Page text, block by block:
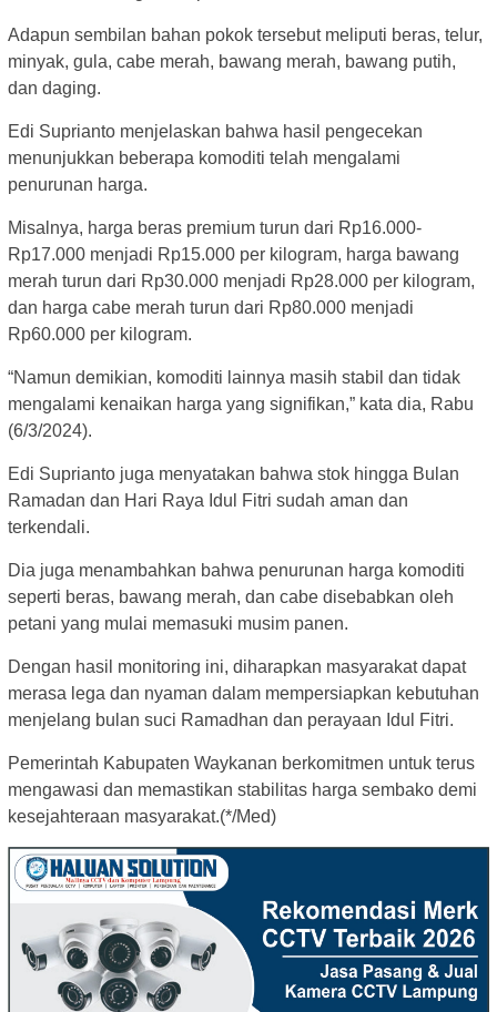
Adapun sembilan bahan pokok tersebut meliputi beras, telur,
minyak, gula, cabe merah, bawang merah, bawang putih,
dan daging.
Edi Suprianto menjelaskan bahwa hasil pengecekan
menunjukkan beberapa komoditi telah mengalami
penurunan harga.
Misalnya, harga beras premium turun dari Rp16.000-
Rp17.000 menjadi Rp15.000 per kilogram, harga bawang
merah turun dari Rp30.000 menjadi Rp28.000 per kilogram,
dan harga cabe merah turun dari Rp80.000 menjadi
Rp60.000 per kilogram.
“Namun demikian, komoditi lainnya masih stabil dan tidak
mengalami kenaikan harga yang signifikan,” kata dia, Rabu
(6/3/2024).
Edi Suprianto juga menyatakan bahwa stok hingga Bulan
Ramadan dan Hari Raya Idul Fitri sudah aman dan
terkendali.
Dia juga menambahkan bahwa penurunan harga komoditi
seperti beras, bawang merah, dan cabe disebabkan oleh
petani yang mulai memasuki musim panen.
Dengan hasil monitoring ini, diharapkan masyarakat dapat
merasa lega dan nyaman dalam mempersiapkan kebutuhan
menjelang bulan suci Ramadhan dan perayaan Idul Fitri.
Pemerintah Kabupaten Waykanan berkomitmen untuk terus
mengawasi dan memastikan stabilitas harga sembako demi
kesejahteraan masyarakat.(*/Med)